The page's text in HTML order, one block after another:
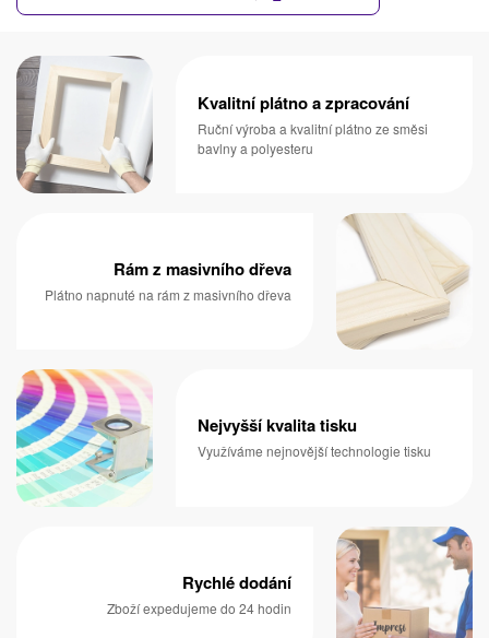
Kvalitní plátno a zpracování
Ruční výroba a kvalitní plátno ze směsi
bavlny a polyesteru
Rám z masivního dřeva
Plátno napnuté na rám z masivního dřeva
Nejvyšší kvalita tisku
Využíváme nejnovější technologie tisku
Rychlé dodání
Zboží expedujeme do 24 hodin